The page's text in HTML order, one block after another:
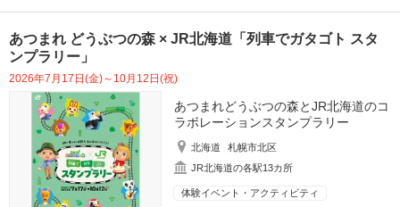
あつまれ どうぶつの森 × JR北海道「列車でガタゴト スタ
ンプラリー」
2026年7月17日(金)～10月12日(祝)
あつまれどうぶつの森とJR北海道のコ
ラボレーションスタンプラリー
北海道
札幌市北区
JR北海道の各駅13カ所
体験イベント・アクティビティ